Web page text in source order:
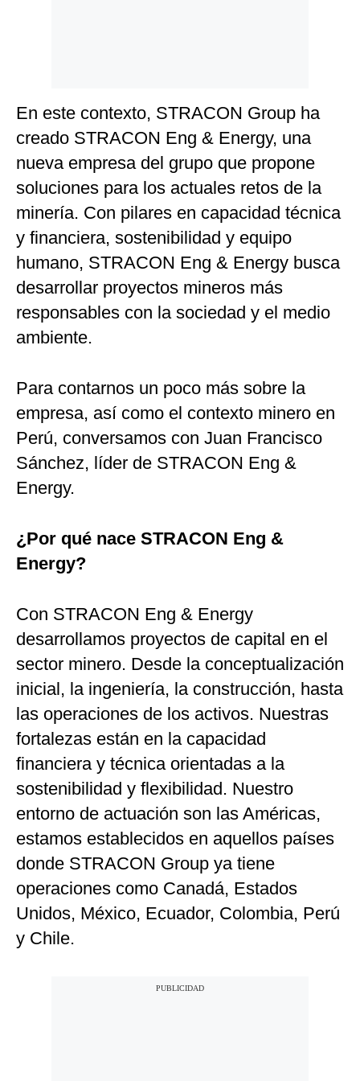
En este contexto, STRACON Group ha
creado STRACON Eng & Energy, una
nueva empresa del grupo que propone
soluciones para los actuales retos de la
minería. Con pilares en capacidad técnica
y financiera, sostenibilidad y equipo
humano, STRACON Eng & Energy busca
desarrollar proyectos mineros más
responsables con la sociedad y el medio
ambiente.
Para contarnos un poco más sobre la
empresa, así como el contexto minero en
Perú, conversamos con Juan Francisco
Sánchez, líder de STRACON Eng &
Energy.
¿Por qué nace STRACON Eng &
Energy?
Con STRACON Eng & Energy
desarrollamos proyectos de capital en el
sector minero. Desde la conceptualización
inicial, la ingeniería, la construcción, hasta
las operaciones de los activos. Nuestras
fortalezas están en la capacidad
financiera y técnica orientadas a la
sostenibilidad y flexibilidad. Nuestro
entorno de actuación son las Américas,
estamos establecidos en aquellos países
donde STRACON Group ya tiene
operaciones como Canadá, Estados
Unidos, México, Ecuador, Colombia, Perú
y Chile.